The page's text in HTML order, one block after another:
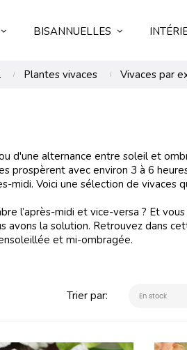
BISANNUELLES
Plantes vivaces Vivaces par
d'une alternance entre soleil et
prospèrent avec environ 3 à 6
midi. Voici une sélection de vivaces
l’après-midi et vice-versa ? Et
avons la solution. Retrouvez dans
et mi-ombragée.
Trier par: En stock